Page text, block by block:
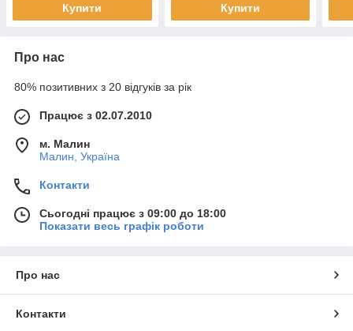
Купити Купити
Про нас
80% позитивних з 20 відгуків за рік
Працює з 02.07.2010
м. Малин
Малин, Україна
Контакти
Сьогодні працює з 09:00 до 18:00
Показати весь графік роботи
Про нас
Контакти